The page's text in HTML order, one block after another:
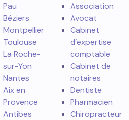
Pau
Béziers
Montpellier
Toulouse
La Roche-
sur-Yon
Nantes
Aix en
Provence
Antibes
Association
Avocat
Cabinet
d’expertise
comptable
Cabinet de
notaires
Dentiste
Pharmacien
Chiropracteur